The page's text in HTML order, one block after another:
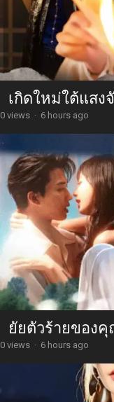
เกิดใหม่ใต้แส
0 views · 6 hours ago
ยัยตัวร้ายของ
0 views · 6 hours ago